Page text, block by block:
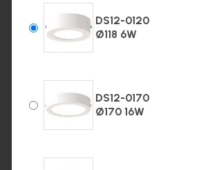
DS12-0120
Ø118 6W
DS12-0170
Ø170 16W